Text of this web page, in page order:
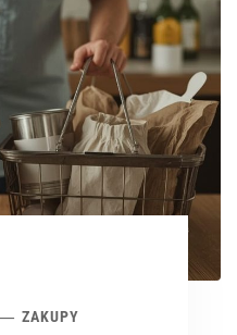
ZAKUPY